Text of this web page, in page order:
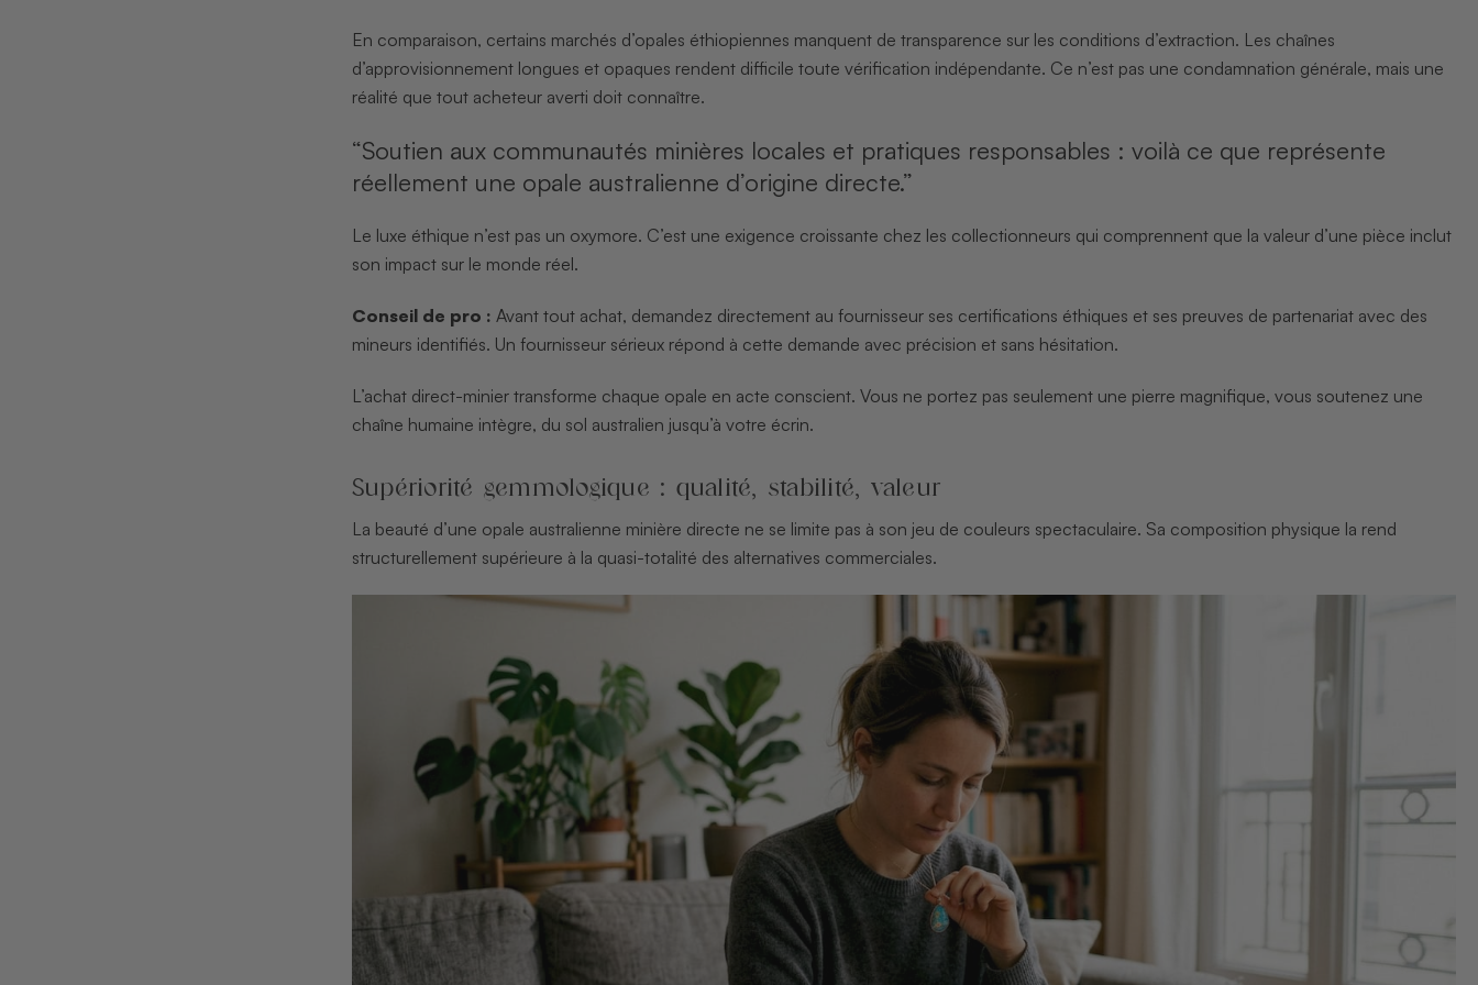
En comparaison, certains marchés d’opales éthiopiennes manquent de transparence sur les conditions d’extraction. Les chaînes
d’approvisionnement longues et opaques rendent difficile toute vérification indépendante. Ce n’est pas une condamnation générale, mais une
réalité que tout acheteur averti doit connaître.
“Soutien aux communautés minières locales et pratiques responsables : voilà ce que représente
réellement une opale australienne d’origine directe.”
Le luxe éthique n’est pas un oxymore. C’est une exigence croissante chez les collectionneurs qui comprennent que la valeur d’une pièce inclut
son impact sur le monde réel.
Conseil de pro : Avant tout achat, demandez directement au fournisseur ses certifications éthiques et ses preuves de partenariat avec des
mineurs identifiés. Un fournisseur sérieux répond à cette demande avec précision et sans hésitation.
L’achat direct-minier transforme chaque opale en acte conscient. Vous ne portez pas seulement une pierre magnifique, vous soutenez une
chaîne humaine intègre, du sol australien jusqu’à votre écrin.
Supériorité gemmologique : qualité, stabilité, valeur
La beauté d’une opale australienne minière directe ne se limite pas à son jeu de couleurs spectaculaire. Sa composition physique la rend
structurellement supérieure à la quasi-totalité des alternatives commerciales.